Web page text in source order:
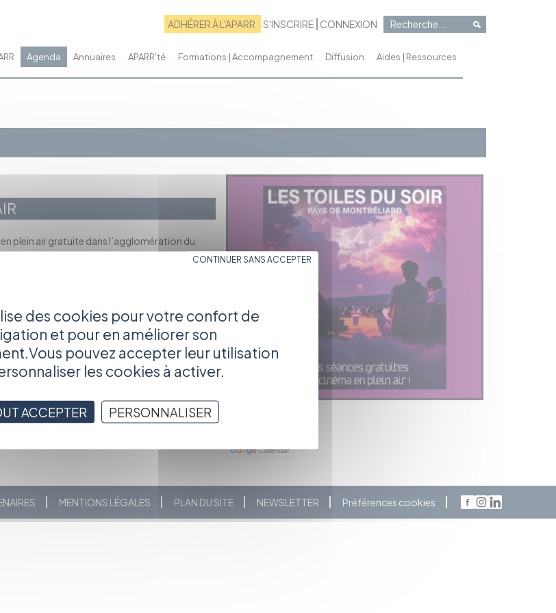
ADHÉRER À L'APARR S'INSCRIRE CONNEXION
Agenda Annuaires APARR'té Formations | Accompagnement Diffusion Aides | Ressources
plein air gratuite dans l’agglomération du
nous rejoindrez pour une séance cet été !
du-soir
MENTIONS LÉGALES PLAN DU SITE NEWSLETTER Préférences cookies
des cookies pour votre confort de
et pour en améliorer son
pouvez accepter leur utilisation
les cookies à activer.
ACCEPTER
CONTINUER SANS ACCEPTER
PERSONNALISER